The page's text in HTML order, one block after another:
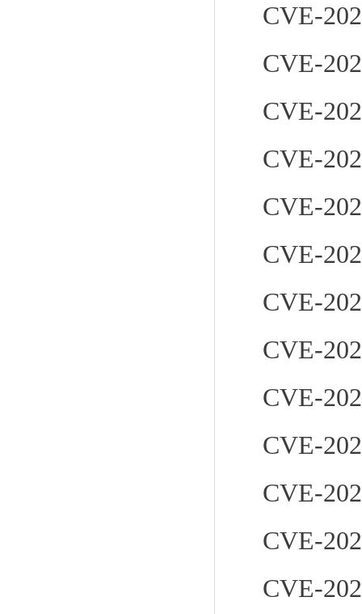
CVE-
CVE-
CVE-
CVE-
CVE-
CVE-
CVE-
CVE-
CVE-
CVE-
CVE-
CVE-
CVE-